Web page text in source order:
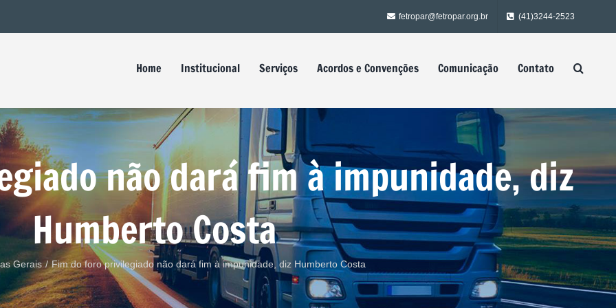
fetropar@fetropar.org.br (41)3244-2523
para:
Home Institucional Serviços Acordos e Convenções Comunicação Contato
não dará fim à impunidade, diz
Humberto Costa
Gerais / Fim do foro privilegiado não dará fim à impunidade, diz Humberto Costa